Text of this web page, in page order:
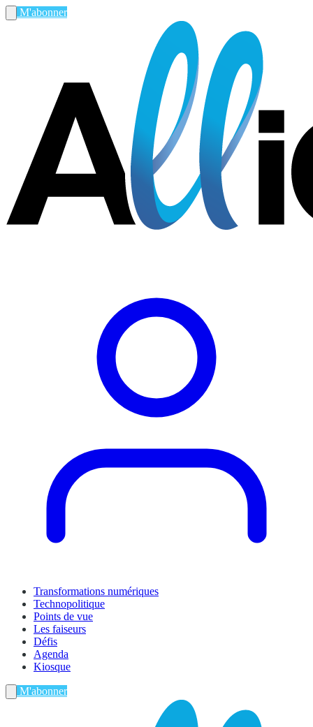
M'abonner
Transformations numériques
Technopolitique
Points de vue
Les faiseurs
Défis
Agenda
Kiosque
M'abonner